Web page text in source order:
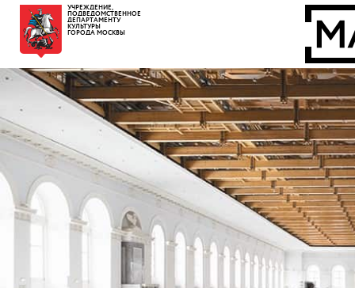
УЧРЕЖДЕНИЕ,
ПОДВЕДОМСТВЕННОЕ
ДЕПАРТАМЕНТУ
КУЛЬТУРЫ
ГОРОДА МОСКВЫ